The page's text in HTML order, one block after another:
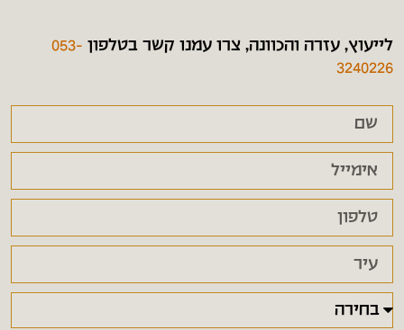
לייעוץ, עזרה והכוונה, צרו עמנו קשר בטלפון 053-
3240226